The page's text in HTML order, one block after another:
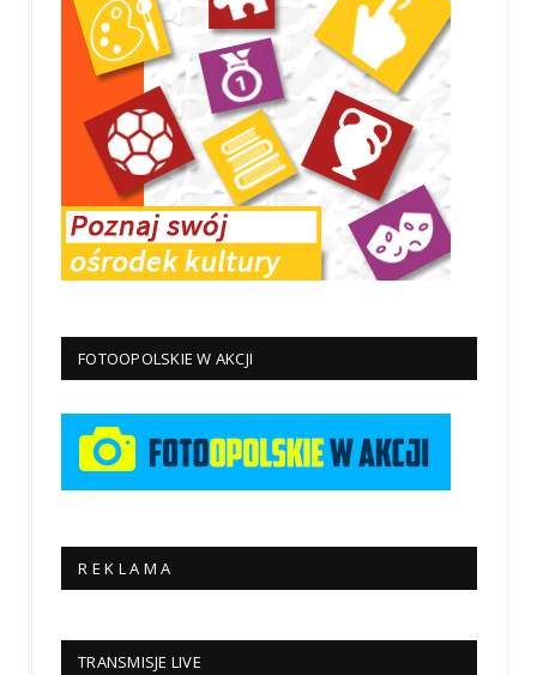
FOTOOPOLSKIE W AKCJI
R E K L A M A
TRANSMISJE LIVE